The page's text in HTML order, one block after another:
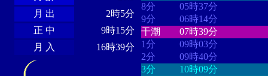
月 出
2時5分
正 中
9時15分
月 入
16時39分
8分
05時37分
9分
06時14分
干潮
07時39分
1分
09時03分
2分
09時40分
3分
10時09分